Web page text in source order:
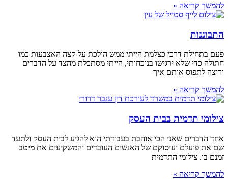
להמשך קריאה »
התבוננות
פעם בתחילת דרכי כצלמת הייתי ממש הולכת על קצה האצבעות כמו
חתולה כדי שלא ירגישו בנוכחותי, הייתי מסתכלת מהצד על הדברים
ורוצה לתפוס אותם איך
להמשך קריאה »
צילומי תדמית בבית העסק
אחד הדברים שאני הכי אוהבת בעבודתי הוא להגיע לבית העסק ולתעד
שם את פועלם ועיסוקם של האנשים העובדים והמשקיעים את מיטב
זמנם בו. צילומי התדמית
להמשך קריאה »